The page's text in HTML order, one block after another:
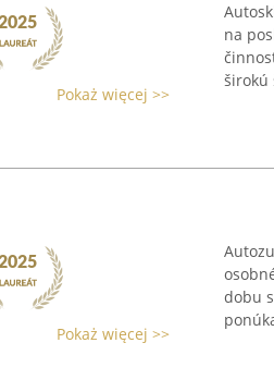
Pokaż więcej >>
na
širokú
Pokaż więcej >>
dobu